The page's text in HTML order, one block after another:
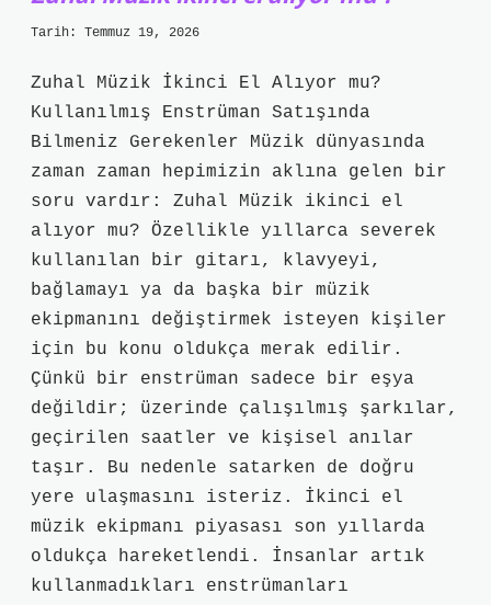
Tarih: Temmuz 19, 2026
Zuhal Müzik İkinci El Alıyor mu?
Kullanılmış Enstrüman Satışında
Bilmeniz Gerekenler Müzik dünyasında
zaman zaman hepimizin aklına gelen bir
soru vardır: Zuhal Müzik ikinci el
alıyor mu? Özellikle yıllarca severek
kullanılan bir gitarı, klavyeyi,
bağlamayı ya da başka bir müzik
ekipmanını değiştirmek isteyen kişiler
için bu konu oldukça merak edilir.
Çünkü bir enstrüman sadece bir eşya
değildir; üzerinde çalışılmış şarkılar,
geçirilen saatler ve kişisel anılar
taşır. Bu nedenle satarken de doğru
yere ulaşmasını isteriz. İkinci el
müzik ekipmanı piyasası son yıllarda
oldukça hareketlendi. İnsanlar artık
kullanmadıkları enstrümanları